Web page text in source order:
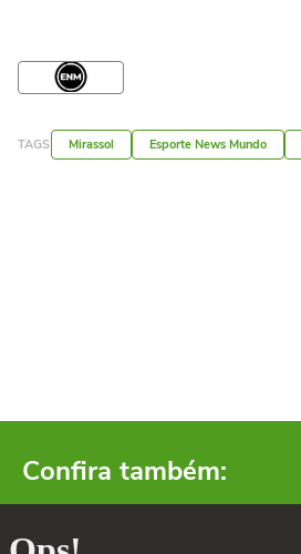
TAGS Mirassol Esporte News Mundo
Confira também: